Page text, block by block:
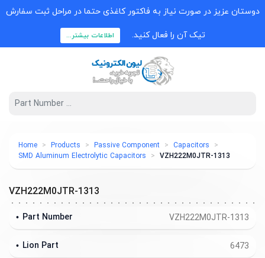
دوستان عزیز در صورت نیاز به فاکتور کاغذی حتما در مراحل ثبت سفارش
تیک آن را فعال کنید. اطلاعات بیشتر...
Home Products Passive Component
Capacitors
SMD Aluminum Electrolytic Capacitors
VZH222M0JTR-1313
VZH222M0JTR-1313
VZH222M0JTR-1313
Part Number
6473
Lion Part